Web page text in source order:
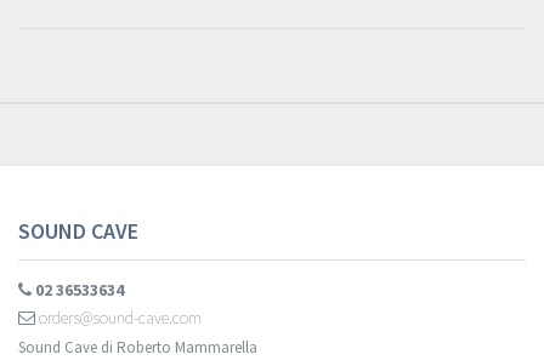
SOUND CAVE
02 36533634
orders@sound-cave.com
Sound Cave di Roberto Mammarella